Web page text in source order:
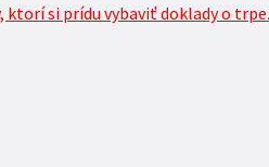
si prídu vybaviť doklady o